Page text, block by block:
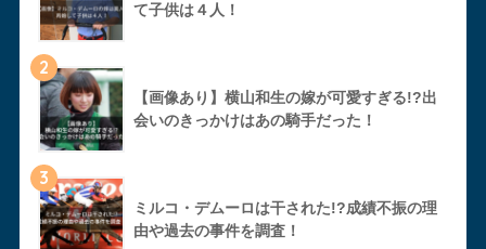
て子供は４人！
2
【画像あり】横山和生の嫁が可愛すぎる!?出
会いのきっかけはあの騎手だった！
3
ミルコ・デムーロは干された!?成績不振の理
由や過去の事件を調査！